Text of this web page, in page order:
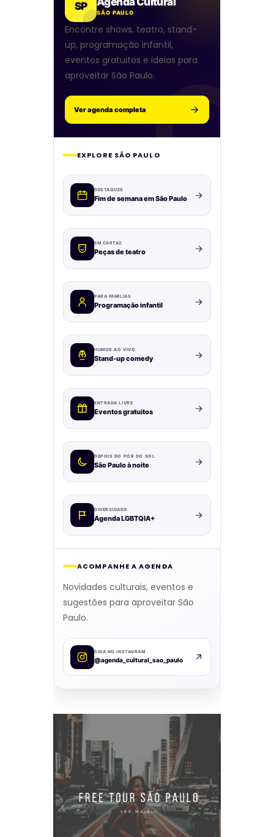
SP
SÃO PAULO
Encontre shows, teatro, stand-
up, programação infantil,
eventos gratuitos e ideias para
aproveitar São Paulo.
Ver agenda completa
EXPLORE SÃO PAULO
DESTAQUES
Fim de semana em São Paulo
EM CARTAZ
Peças de teatro
PARA FAMÍLIAS
Programação infantil
HUMOR AO VIVO
Stand-up comedy
ENTRADA LIVRE
Eventos gratuitos
DEPOIS DO PÔR DO SOL
São Paulo à noite
DIVERSIDADE
Agenda LGBTQIA+
ACOMPANHE A AGENDA
Novidades culturais, eventos e
sugestões para aproveitar São
Paulo.
SIGA NO INSTAGRAM
@agenda_cultural_sao_paulo